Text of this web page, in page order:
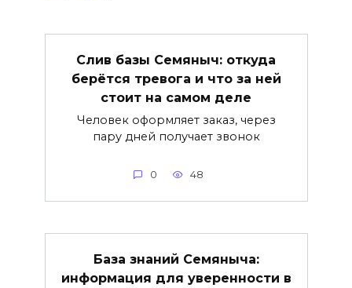
Слив базы Семяныч: откуда
берётся тревога и что за ней
стоит на самом деле
Человек оформляет заказ, через
пару дней получает звонок
0 48
База знаний Семяныча:
информация для уверенности в